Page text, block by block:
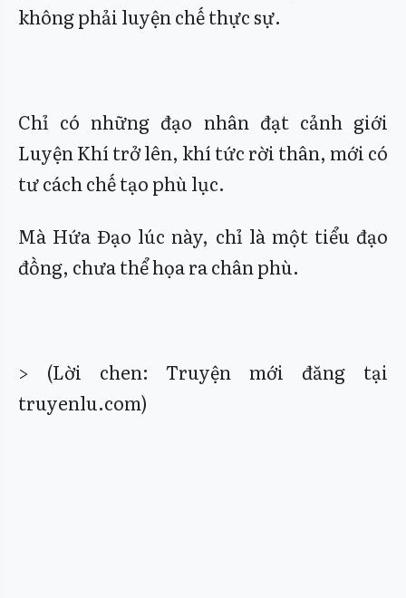
không phải luyện chế thực sự.
Chỉ có những đạo nhân đạt cảnh giới
Luyện Khí trở lên, khí tức rời thân, mới có
tư cách chế tạo phù lục.
Mà Hứa Đạo lúc này, chỉ là một tiểu đạo
đồng, chưa thể họa ra chân phù.
> (Lời chen: Truyện mới đăng tại
truyenlu.com)